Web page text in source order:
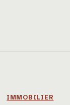
IMMOBILIER